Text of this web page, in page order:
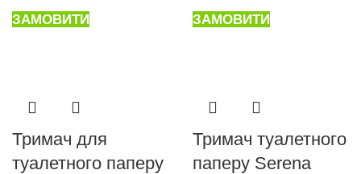
ЗАМОВИТИ ЗАМОВИТИ
Тримач для
туалетного паперу
Тримач туалетного
паперу Serena